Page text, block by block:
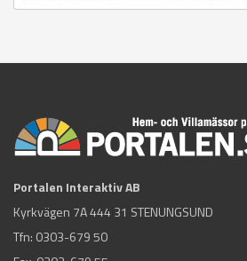
Portalen Interaktiv AB
Kyrkvägen 7A 444 31 STENUNGSUND
Tfn: 0303-679 50